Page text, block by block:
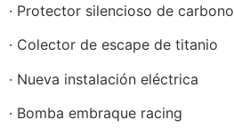
· Protector silencioso de carbono
· Colector de escape de titanio
· Nueva instalación eléctrica
· Bomba embraque racing